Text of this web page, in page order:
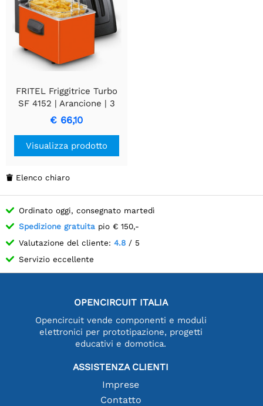
FRITEL Friggitrice Turbo
SF 4152 | Arancione | 3
Litri | 2200 Watt
€ 66,10
Visualizza prodotto
 Elenco chiaro
Ordinato oggi, consegnato martedì
Spedizione gratuita pio € 150,-
Valutazione del cliente: 4.8 / 5
Servizio eccellente
OPENCIRCUIT ITALIA
Opencircuit vende componenti e moduli
elettronici per prototipazione, progetti
educativi e domotica.
ASSISTENZA CLIENTI
Imprese
Contatto